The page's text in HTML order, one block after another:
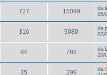
727 15099 da
05/
316 5080 da
03/
94 788 da
20/
35 299 da